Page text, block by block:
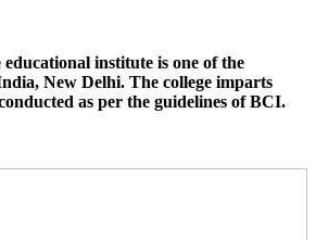
institute is one of the
New Delhi. The college imparts
as per the guidelines of BCI.